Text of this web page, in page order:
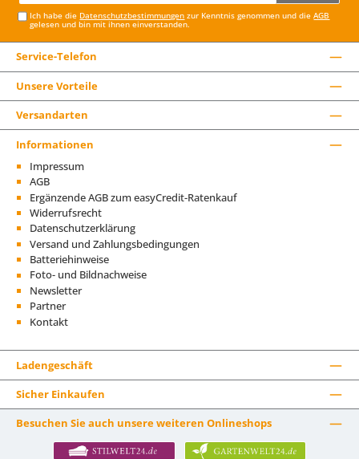
Ich habe die Datenschutzbestimmungen zur Kenntnis genommen und dieAGB
gelesen und bin mit ihnen einverstanden.
Service-Telefon
Unsere Vorteile
Versandarten
Informationen
Impressum
AGB
Ergänzende AGB zum easyCredit-Ratenkauf
Widerrufsrecht
Datenschutzerklärung
Versand und Zahlungsbedingungen
Batteriehinweise
Foto- und Bildnachweise
Newsletter
Partner
Kontakt
Ladengeschäft
Sicher Einkaufen
Besuchen Sie auch unsere weiteren Onlineshops